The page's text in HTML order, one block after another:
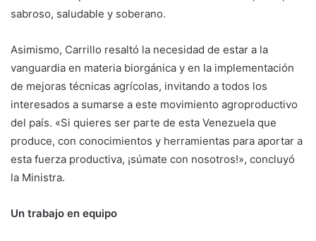
sabroso, saludable y soberano.
Asimismo, Carrillo resaltó la necesidad de estar a la
vanguardia en materia biorgánica y en la implementación
de mejoras técnicas agrícolas, invitando a todos los
interesados a sumarse a este movimiento agroproductivo
del país. «Si quieres ser parte de esta Venezuela que
produce, con conocimientos y herramientas para aportar a
esta fuerza productiva, ¡súmate con nosotros!», concluyó
la Ministra.
Un trabajo en equipo